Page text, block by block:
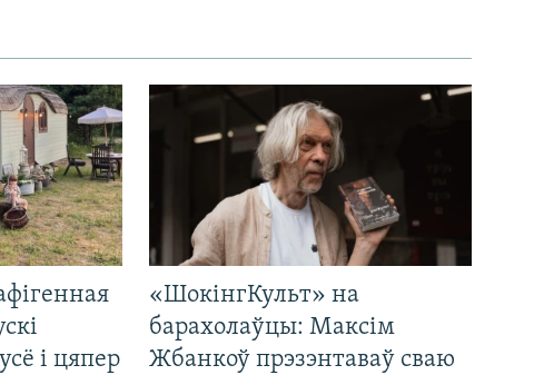
і цяпер
«ШокінгКульт» на
барахолаўцы: Максім
Жбанкоў прэзэнтаваў сваю